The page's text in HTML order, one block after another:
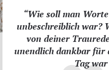
“Wie soll man
unbeschreiblich war?
von deiner
unendlich dankbar für
Tag